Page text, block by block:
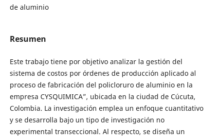
de aluminio
Resumen
Este trabajo tiene por objetivo analizar la gestión del
sistema de costos por órdenes de producción aplicado al
proceso de fabricación del policloruro de aluminio en la
empresa CYSQUIMICA”, ubicada en la ciudad de Cúcuta,
Colombia. La investigación emplea un enfoque cuantitativo
y se desarrolla bajo un tipo de investigación no
experimental transeccional. Al respecto, se diseña un